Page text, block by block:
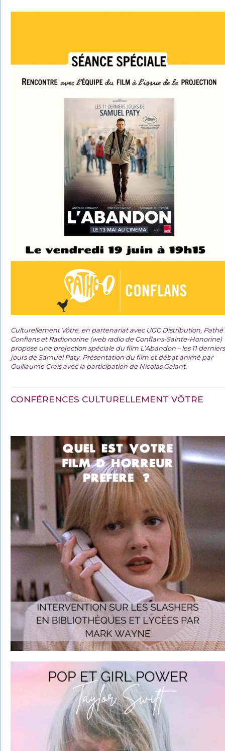
Culturellement Vôtre, en partenariat avec UGC Distribution, Pathé
Conflans et Radionorine (web radio de Conflans-Sainte-Honorine)
propose une projection spéciale du film L’Abandon – les 11 derniers
jours de Samuel Paty. Présentation du film et débat animé par
Guillaume Creis avec la participation de Nicolas Galant.
CONFÉRENCES CULTURELLEMENT VÔTRE